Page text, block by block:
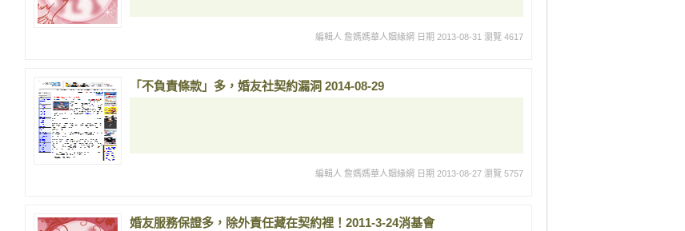
編輯人 詹媽媽華人姻緣網 日期 2013-08-31 瀏覽 4617
「不負責條款」多，婚友社契約漏洞 2014-08-29
編輯人 詹媽媽華人姻緣網 日期 2013-08-27 瀏覽 5757
婚友服務保證多，除外責任藏在契約裡！2011-3-24消基會